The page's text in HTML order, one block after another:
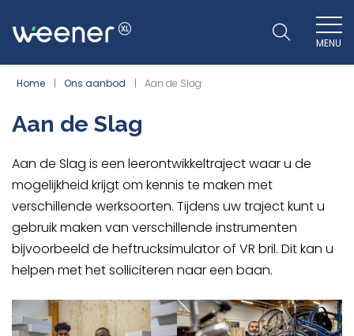
WEENER XL
MENU
Home Ons aanbod Aan de Slag
Aan de Slag
Aan de Slag is een leerontwikkeltraject waar u de
mogelijkheid krijgt om kennis te maken met
verschillende werksoorten. Tijdens uw traject kunt u
gebruik maken van verschillende instrumenten
bijvoorbeeld de heftrucksimulator of VR bril. Dit kan u
helpen met het solliciteren naar een baan.